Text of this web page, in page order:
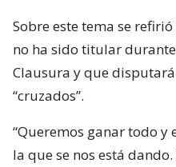
Sobre este tema se
no ha sido titular
Clausura y que
“cruzados”.
“Queremos ganar todo
la que se nos está